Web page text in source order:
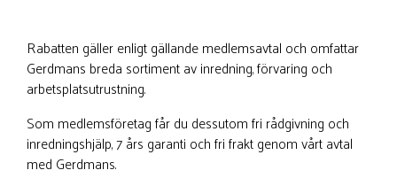
Rabatten gäller enligt gällande medlemsavtal och omfattar
Gerdmans breda sortiment av inredning, förvaring och
arbetsplatsutrustning.
Som medlemsföretag får du dessutom fri rådgivning och
inredningshjälp, 7 års garanti och fri frakt genom vårt avtal
med Gerdmans.